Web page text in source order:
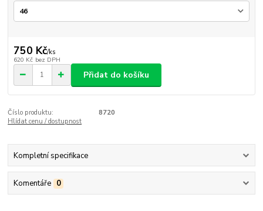
750 Kč/ks
620 Kč bez DPH
Přidat do košíku
Číslo produktu:
8720
Hlídat cenu / dostupnost
Kompletní specifikace
Komentáře 0